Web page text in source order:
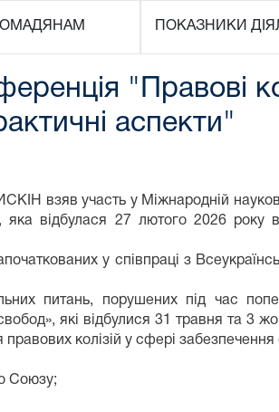
ПОКАЗНИКИ
"Правові
аспекти"
взяв участь у Міжнародній
відбулася 27 лютого 2026 року
у співпраці з
питань, порушених під час
які відбулися 31 травня та 3
колізій у сфері
Союзу;